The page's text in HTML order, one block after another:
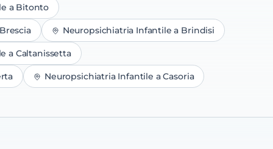
a Bitonto
Neuropsichiatria Infantile a Brindisi
a Caltanissetta
Neuropsichiatria Infantile aCasoria